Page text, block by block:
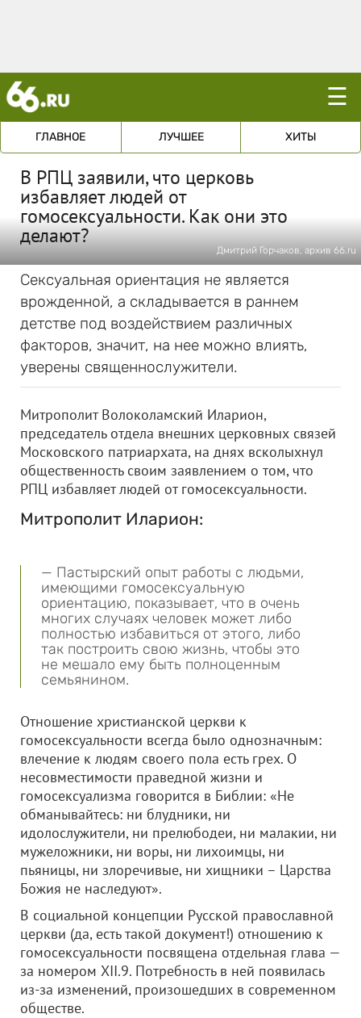
☰
ГЛАВНОЕ ЛУЧШЕЕ ХИТЫ
В РПЦ заявили, что церковь
избавляет людей от
гомосексуальности. Как они это
делают?
Дмитрий Горчаков, архив 66.ru
Сексуальная ориентация не является
врожденной, а складывается в раннем
детстве под воздействием различных
факторов, значит, на нее можно влиять,
уверены священнослужители.
Митрополит Волоколамский Иларион,
председатель отдела внешних церковных связей
Московского патриархата, на днях вcколыхнул
общественность своим заявлением о том, что
РПЦ избавляет людей от гомосексуальности.
Митрополит Иларион:
— Пастырский опыт работы с людьми,
имеющими гомосексуальную
ориентацию, показывает, что в очень
многих случаях человек может либо
полностью избавиться от этого, либо
так построить свою жизнь, чтобы это
не мешало ему быть полноценным
семьянином.
Отношение христианской церкви к
гомосексуальности всегда было однозначным:
влечение к людям своего пола есть грех. О
несовместимости праведной жизни и
гомосексуализма говорится в Библии: «Не
обманывайтесь: ни блудники, ни
идолослужители, ни прелюбодеи, ни малакии, ни
мужеложники, ни воры, ни лихоимцы, ни
пьяницы, ни злоречивые, ни хищники – Царства
Божия не наследуют».
В социальной концепции Русской православной
церкви (да, есть такой документ!) отношению к
гомосексуальности посвящена отдельная глава —
за номером ХII.9. Потребность в ней появилась
из-за изменений, произошедших в современном
обществе.